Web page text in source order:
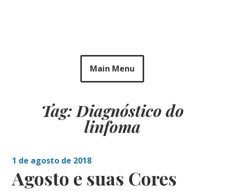
Main Menu
Tag: Diagnóstico do
linfoma
1 de agosto de 2018
Agosto e suas Cores